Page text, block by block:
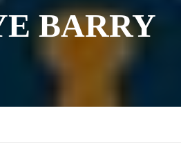
BARRY